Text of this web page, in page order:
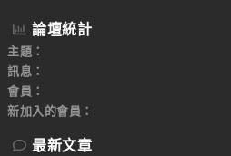
論壇統計
主題
訊息
會員
新加入的會員
最新文章